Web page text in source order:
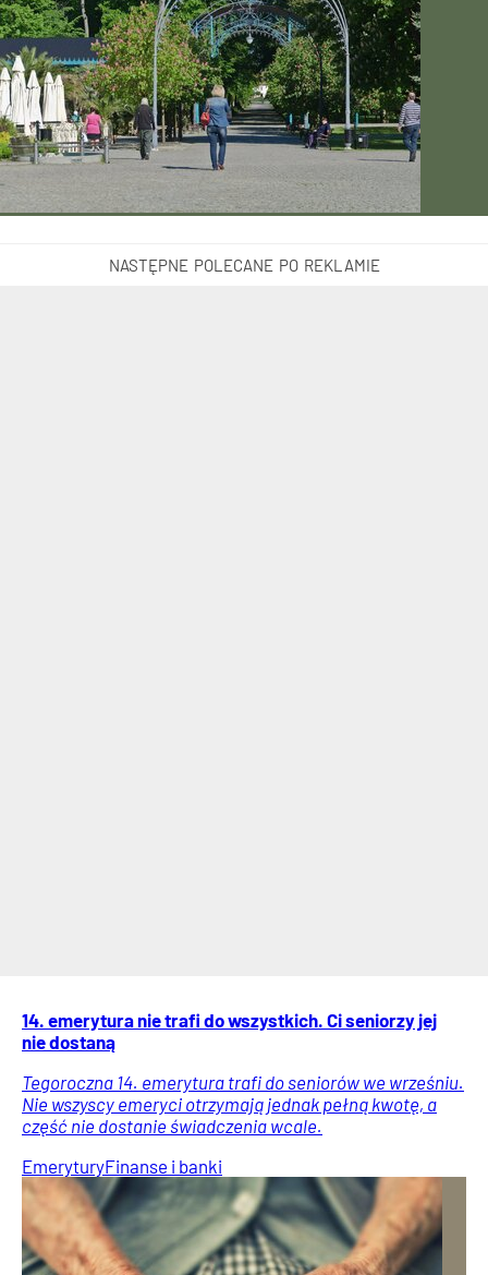
14. emerytura nie trafi do wszystkich. Ci seniorzy jej
nie dostaną
Tegoroczna 14. emerytura trafi do seniorów we wrześniu.
Nie wszyscy emeryci otrzymają jednak pełną kwotę, a
część nie dostanie świadczenia wcale.
EmeryturyFinanse i banki